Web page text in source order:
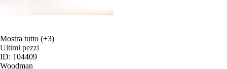
Mostra tutto (+3)
Ultimi pezzi
ID: 104409
Woodman